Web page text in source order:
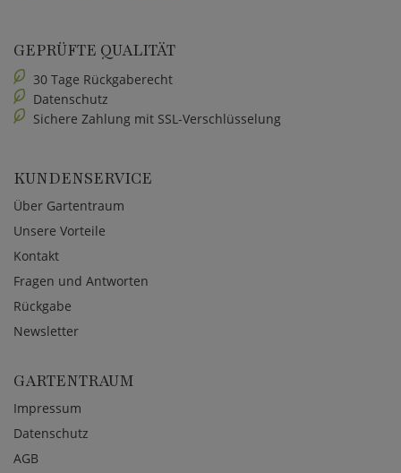
GEPRÜFTE QUALITÄT
30 Tage Rückgaberecht
Datenschutz
Sichere Zahlung mit SSL-Verschlüsselung
KUNDENSERVICE
Über Gartentraum
Unsere Vorteile
Kontakt
Fragen und Antworten
Rückgabe
Newsletter
GARTENTRAUM
Impressum
Datenschutz
AGB